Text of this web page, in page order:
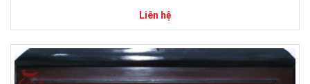
Liên hệ